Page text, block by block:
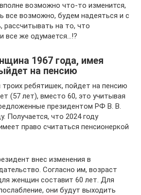
возможно что-то изменится,
все возможно, будем надеяться и с
рассчитывать на то, что
все же одумается…!?
1967 года, имея
на пенсию
ребятишек, пойдет на пенсию
(57 лет), вместо 60, это учитывая
президентом РФ В. В.
Получается, что 2024 году
право считаться пенсионеркой
внес изменения в
Согласно им, возраст
женщин составит 60 лет. Для
они будут выходить